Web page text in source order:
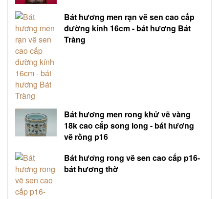
Bát hương men rạn vẽ sen cao cấp
đường kính 16cm - bát hương Bát
Tràng
Bát hương men rong khử vẽ vàng
18k cao cấp song long - bát hương
vẽ rồng p16
Bát hương rong vẽ sen cao cấp p16-
bát hương thờ